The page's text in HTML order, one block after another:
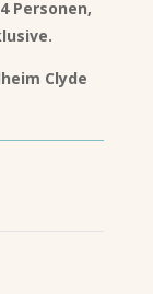
Personen,
Clyde